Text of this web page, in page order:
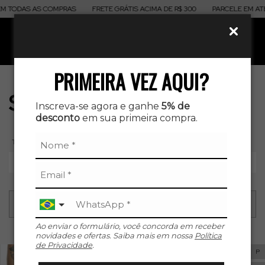
PRIMEIRA VEZ AQUI?
Inscreva-se agora e ganhe 5% de
desconto em sua primeira compra.
Ao enviar o formulário, você concorda em receber
novidades e ofertas. Saiba mais em nossa Política
de Privacidade.
TODAS AS COMPRAS FRETE GRÁTIS ACIMA DE R$ 300 PARCELE EM
Shorts
TAMANHO
P